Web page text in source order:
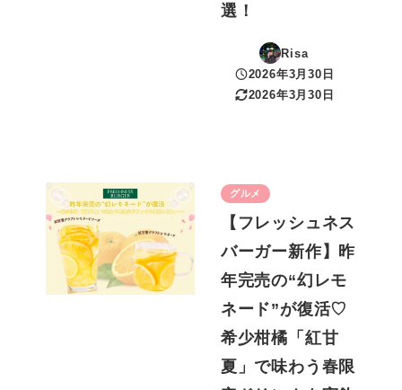
選！
Risa
投稿日
2026年3月30日
更新日
2026年3月30日
グルメ
【フレッシュネス
バーガー新作】昨
年完売の“幻レモ
ネード”が復活♡
希少柑橘「紅甘
夏」で味わう春限